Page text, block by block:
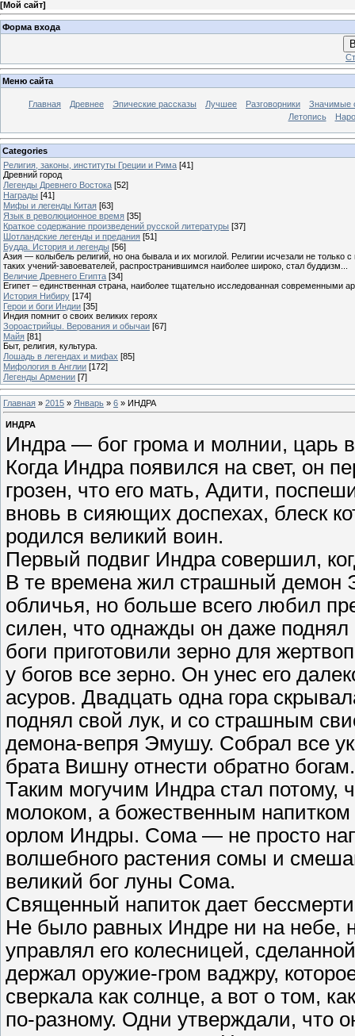
[Мой сайт]
Форма входа
Меню сайта
Главная Древнее Эпические рассказы Лучшее Разговорники
Значимые
Летопись
Categories
Религия, законы, институты Греции и Рима [41]
Древний город
Легенды Древнего Востока [52]
Награды [41]
Мифы и легенды Китая [63]
Язык в революционное время [35]
Краткое содержание произведений русской литературы [37]
Шотландские легенды и предания [51]
Будда. История и легенды [56]
Азия — колыбель религий, но она бывала и их могилой. Религии исчезали не
таких учений-завоевателей, распространившимся наиболее широко, стал буддизм...
Величие Древнего Египта [34]
Египет – единственная страна, наиболее тщательно исследованная современными
История Нибиру [174]
Герои и боги Индии [35]
Индия помнит о своих великих героях
Зороастрийцы. Верования и обычаи [67]
Майя [81]
Быт, религия, культура.
Лошадь в легендах и мифах [85]
Мифология в Англии [172]
Легенды Армении [7]
Главная » 2015 » Январь » 6 » ИНДРА
ИНДРА
Индра — бог грома и молнии, царь
Когда Индра появился на свет, он
грозен, что его мать, Адити,
вновь в сияющих доспехах, блеск
родился великий воин.
Первый подвиг Индра совершил,
В те времена жил страшный
обличья, но больше всего любил
силен, что однажды он даже
боги приготовили зерно для
у богов все зерно. Он унес его
асуров. Двадцать одна гора
поднял свой лук, и со страшным
демона-вепря Эмушу. Собрал все
брата Вишну отнести обратно богам.
Таким могучим Индра стал потому,
молоком, а божественным
орлом Индры. Сома — не просто
волшебного растения сомы и
великий бог луны Сома.
Священный напиток дает
Не было равных Индре ни на небе,
управлял его колесницей,
держал оружие-гром ваджру,
сверкала как солнце, а вот о том,
по-разному. Одни утверждали, что